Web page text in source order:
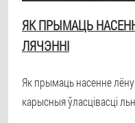
ЯК ПРЫМАЦЬ
ЛЯЧЭННІ
Як прымаць насенне лёну
карысныя ўласцівасці